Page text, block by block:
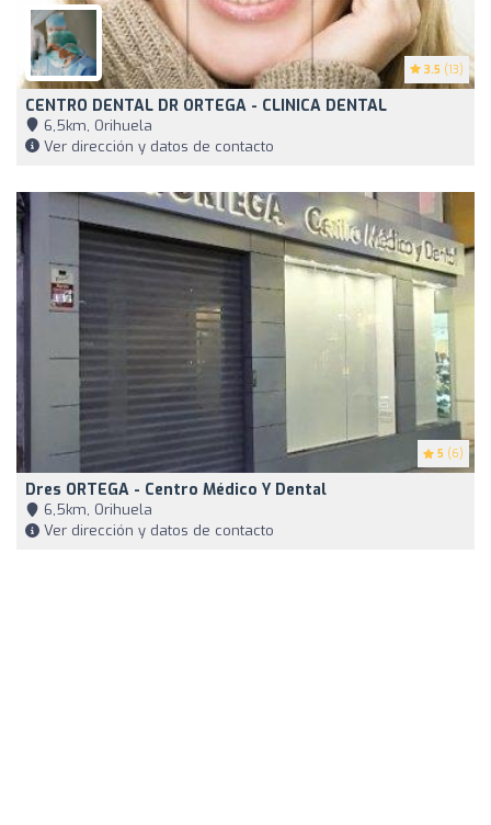
3.5 (13)
CENTRO DENTAL DR ORTEGA - CLINICA DENTAL
6,5km, Orihuela
Ver dirección y datos de contacto
5 (6)
Dres ORTEGA - Centro Médico Y Dental
6,5km, Orihuela
Ver dirección y datos de contacto